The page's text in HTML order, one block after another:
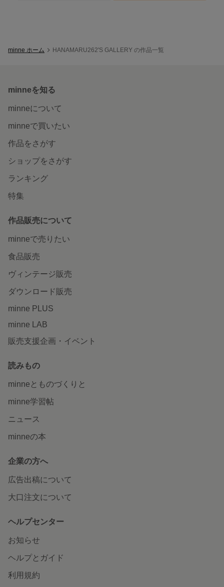
minne ホーム HANAMARU262'S GALLERY の作品一覧
minneを知る
minneについて
minneで買いたい
作品をさがす
ショップをさがす
ランキング
特集
作品販売について
minneで売りたい
食品販売
ヴィンテージ販売
ダウンロード販売
minne PLUS
minne LAB
販売支援企画・イベント
読みもの
minneとものづくりと
minne学習帖
ニュース
minneの本
企業の方へ
広告出稿について
大口注文について
ヘルプセンター
お知らせ
ヘルプとガイド
利用規約